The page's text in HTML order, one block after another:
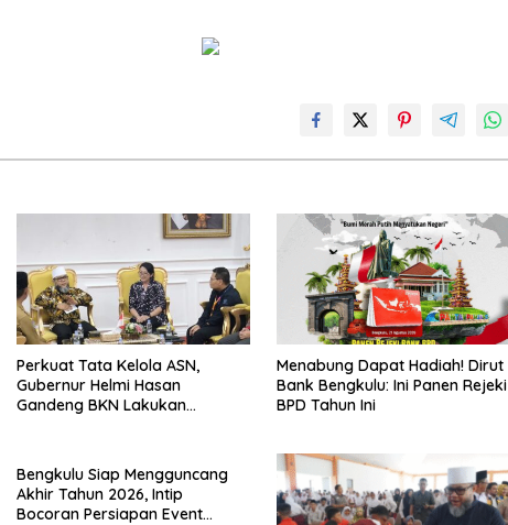
Perkuat Tata Kelola ASN,
Gubernur Helmi Hasan
Gandeng BKN Lakukan
Menabung Dapat Hadiah! Dirut
Bank Bengkulu: Ini Panen Rejeki
BPD Tahun Ini
Bengkulu Siap Mengguncang
Akhir Tahun 2026, Intip
Bocoran Persiapan Event